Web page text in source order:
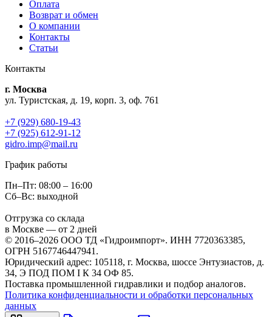
Оплата
Возврат и обмен
О компании
Контакты
Статьи
Контакты
г. Москва
ул. Туристская, д. 19, корп. 3, оф. 761
+7 (929) 680-19-43
+7 (925) 612-91-12
gidro.imp@mail.ru
График работы
Пн–Пт: 08:00 – 16:00
Сб–Вс: выходной
Отгрузка со склада
в Москве — от 2 дней
© 2016–2026 ООО ТД «Гидроимпорт». ИНН 7720363385,
ОГРН 5167746447941.
Юридический адрес: 105118, г. Москва, шоссе Энтузиастов, д.
34, Э ПОД ПОМ I К 34 ОФ 85.
Поставка промышленной гидравлики и подбор аналогов.
Политика конфиденциальности и обработки персональных
данных